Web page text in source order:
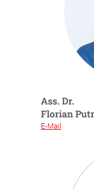
Ass. Dr.
Florian
E-Mail